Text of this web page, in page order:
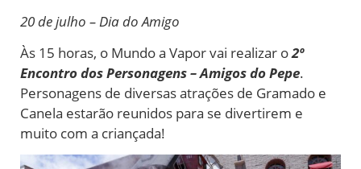
20 de julho – Dia do Amigo
Às 15 horas, o Mundo a Vapor vai realizar o2º
Encontro dos Personagens – Amigos do Pepe.
Personagens de diversas atrações de Gramado e
Canela estarão reunidos para se divertirem e
muito com a criançada!